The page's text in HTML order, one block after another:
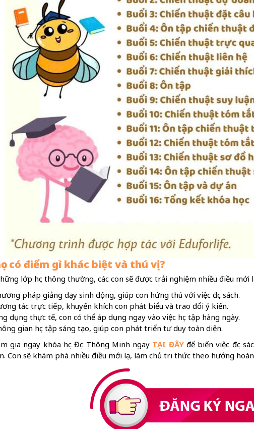
có điểm gì khác biệt và thú vị?
lớp học thông thường, các con sẽ được trải nghiệm nhiều điều mới
pháp giảng dạy sinh động, giúp con hứng thú với việc đọc sách.
tác trực tiếp, khuyến khích con phát biểu và trao đổi ý kiến.
dụng thực tế, con có thể áp dụng ngay vào việc học tập hàng ngày.
gian học tập sáng tạo, giúp con phát triển tư duy toàn diện.
gia ngay khóa học Đọc Thông Minh ngay TẠI ĐÂYđể biến việc đọc
Con sẽ khám phá nhiều điều mới lạ, làm chủ tri thức theo hướng